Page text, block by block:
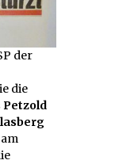
der
die
Petzold